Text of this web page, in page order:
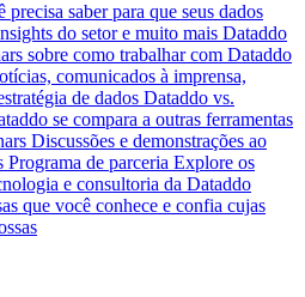
precisa saber para que seus dados
do setor e muito mais Dataddo
sobre como trabalhar com Dataddo
comunicados à imprensa,
de dados Dataddo vs.
se compara a outras ferramentas
Discussões e demonstrações ao
Programa de parceria Explore os
e consultoria da Dataddo
que você conhece e confia cujas